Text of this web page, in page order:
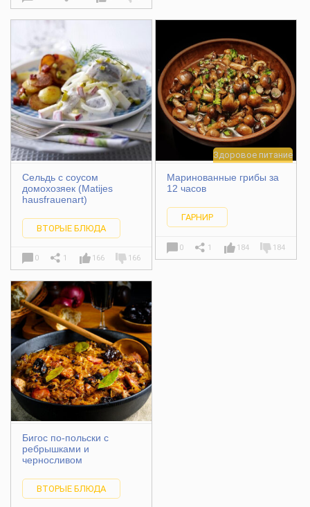
Сельдь с соусом
домохозяек (Matijes
hausfrauenart)
ВТОРЫЕ БЛЮДА
0 1 166 166
Здоровое питание
Маринованные грибы за
12 часов
ГАРНИР
0 1 184 184
Бигос по-польски с
ребрышками и
черносливом
ВТОРЫЕ БЛЮДА